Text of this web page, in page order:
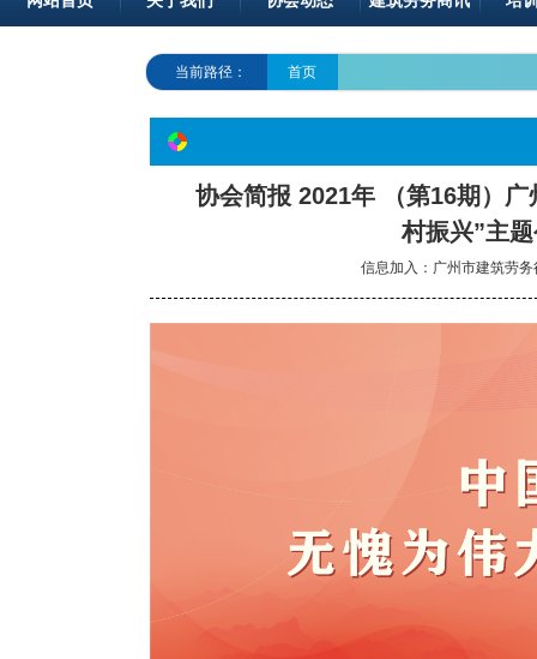
当前路径： 首页
协会简报 2021年 （第16期）
村振兴”主
信息加入：广州市建筑劳务